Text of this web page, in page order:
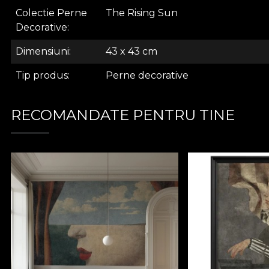
Pe masura ce businessul a devenit familie pentru
promotor de lifestyle, care le ofera iubitorilor de
Colectie Perne
Decorative
The Rising Sun
Dimensiuni 43 x 43 cm
Tip produs Perne decorative
RECOMANDATE PENTRU TINE